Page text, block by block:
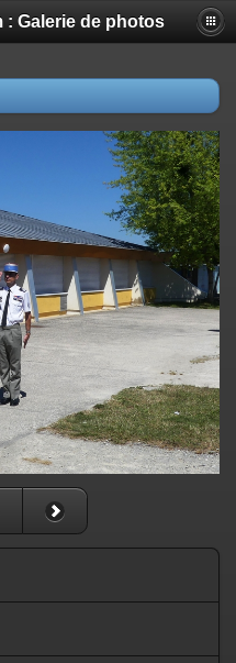
: Galerie de photos